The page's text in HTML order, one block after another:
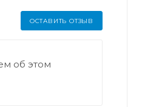
ОСТАВИТЬ ОТЗЫВ
об этом